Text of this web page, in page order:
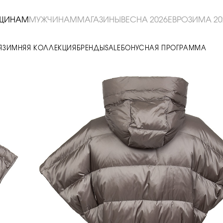
МУЖЧИНАМ МАГАЗИНЫ ВЕСНА 2026ЕВРОЗИМА
ЗИМНЯЯ КОЛЛЕКЦИЯ БРЕНДЫSALE БОНУСНАЯ ПРОГРАММА